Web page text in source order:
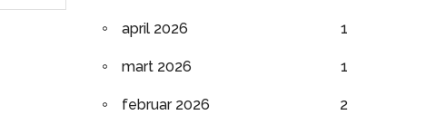
april 2026 1
mart 2026 1
februar 2026 2